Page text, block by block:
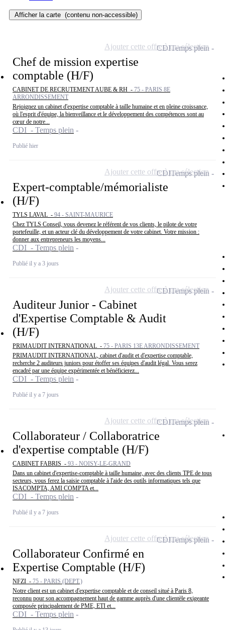
Afficher la carte (contenu non-accessible)
Chef de mission expertise
comptable (H/F)
CABINET DE RECRUTEMENT AUBE & RH - 75 - PARIS 8E
ARRONDISSEMENT
Rejoignez un cabinet d'expertise comptable à taille humaine et en pleine croissance,
où l'esprit d'équipe, la bienveillance et le développement des compétences sont au
cœur de notre...
CDI - Temps plein
Publié hier
CDITemps plein
Ajouter cette offre à ma sélection
Expert-comptable/mémorialiste
(H/F)
TYLS LAVAL - 94 - SAINT-MAURICE
Chez TYLS Conseil, vous devenez le référent de vos clients, le pilote de votre
portefeuille, et un acteur clé du développement de votre cabinet. Votre mission :
donner aux entrepreneurs les moyens...
CDI - Temps plein
Publié il y a 3 jours
CDITemps plein
Ajouter cette offre à ma sélection
Auditeur Junior - Cabinet
d'Expertise Comptable & Audit
(H/F)
PRIMAUDIT INTERNATIONAL - 75 - PARIS 13E ARRONDISSEMENT
PRIMAUDIT INTERNATIONAL, cabinet d'audit et d'expertise comptable,
recherche 2 auditeurs juniors pour étoffer ses équipes d'audit légal. Vous serez
encadré par une équipe expérimentée et bénéficierez...
CDI - Temps plein
Publié il y a 7 jours
CDITemps plein
Ajouter cette offre à ma sélection
Collaborateur / Collaboratrice
d'expertise comptable (H/F)
CABINET FABRIS - 93 - NOISY-LE-GRAND
Dans un cabinet d'expertise-comptable à taille humaine, avec des clients TPE de tous
secteurs, vous ferez la saisie comptable à l'aide des outils informatiques tels que
ISACOMPTA, AMI COMPTA et...
CDI - Temps plein
Publié il y a 7 jours
CDITemps plein
Ajouter cette offre à ma sélection
Collaborateur Confirmé en
Expertise Comptable (H/F)
NFZI - 75 - PARIS (DEPT.)
Notre client est un cabinet d'expertise comptable et de conseil situé à Paris 8,
reconnu pour son accompagnement haut de gamme auprès d'une clientèle exigeante
composée principalement de PME, ETI et...
CDI - Temps plein
CDITemps plein
Ajouter cette offre à ma sélection